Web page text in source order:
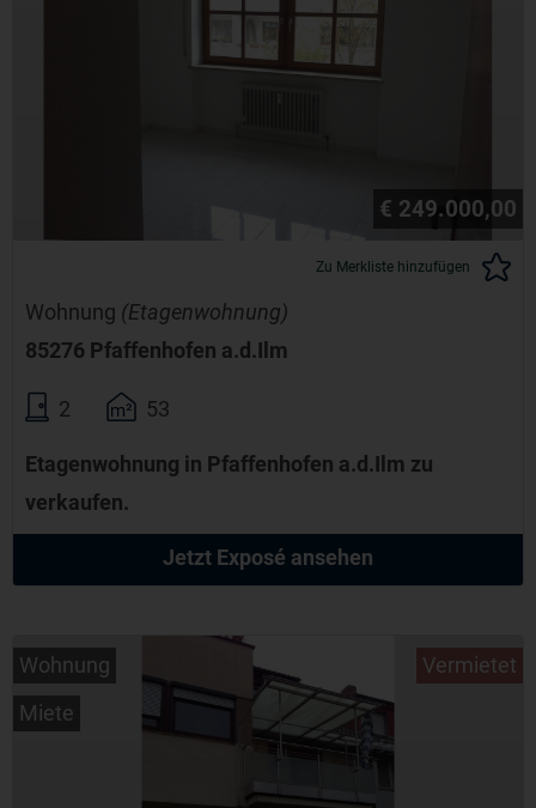
€ 249.000,00
Zu Merkliste hinzufügen
Wohnung (Etagenwohnung)
85276 Pfaffenhofen a.d.Ilm
2 53
Etagenwohnung in Pfaffenhofen a.d.Ilm zu
verkaufen.
Jetzt Exposé ansehen
Wohnung
Miete
Vermietet